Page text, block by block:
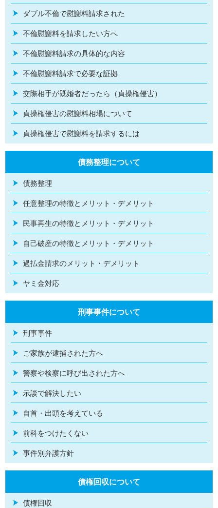
ダブル不倫で慰謝料請求された
不倫慰謝料を請求したい方へ
不倫慰謝料請求の具体的な内容
不倫慰謝料請求で必要な証拠
交際相手が既婚者だったら（貞操権侵害）
貞操権侵害の慰謝料相場について
貞操権侵害で慰謝料を請求するには
債務整理について
債務整理
任意整理の特徴とメリット・デメリット
民事再生の特徴とメリット・デメリット
自己破産の特徴とメリット・デメリット
過払金請求のメリット・デメリット
ヤミ金対応
刑事事件について
刑事事件
ご家族が逮捕された方へ
警察や検察に呼び出された方へ
示談で解決したい
自首・出頭を考えている
前科をつけたくない
事件別弁護方針
債権回収について
債権回収